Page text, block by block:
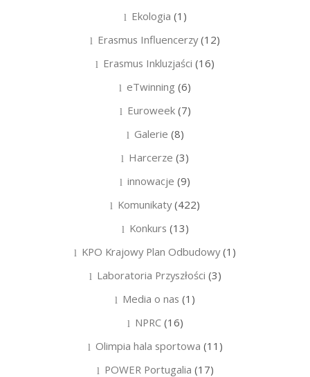
Ekologia (1)
Erasmus Influencerzy(12)
Erasmus Inkluzjaści (16)
eTwinning (6)
Euroweek(7)
Galerie (8)
Harcerze (3)
innowacje (9)
Komunikaty(422)
Konkurs (13)
KPO Krajowy Plan Odbudowy(1)
Laboratoria Przyszłości (3)
Media o nas (1)
NPRC(16)
Olimpia hala sportowa (11)
POWER Portugalia (17)